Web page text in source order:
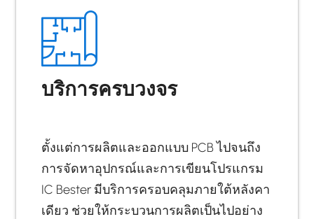
บริการครบวงจร
ตั้งแต่การผลิตและออกแบบ PCB ไปจนถึง
การจัดหาอุปกรณ์และการเขียนโปรแกรม
IC Bester มีบริการครอบคลุมภายใต้หลังคา
เดียว ช่วยให้กระบวนการผลิตเป็นไปอย่าง